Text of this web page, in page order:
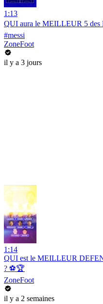
1:13
QUI aura le MEILLEUR 5
#messi
ZoneFoot
il y a 3 jours
1:14
QUI est le MEILLEUR
? ⚽️🏆
ZoneFoot
il y a 2 semaines